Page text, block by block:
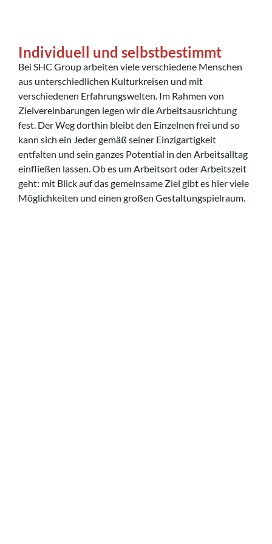
Individuell und selbstbestimmt
Bei SHC Group arbeiten viele verschiedene Menschen
aus unterschiedlichen Kulturkreisen und mit
verschiedenen Erfahrungswelten. Im Rahmen von
Zielvereinbarungen legen wir die Arbeitsausrichtung
fest. Der Weg dorthin bleibt den Einzelnen frei und so
kann sich ein Jeder gemäß seiner Einzigartigkeit
entfalten und sein ganzes Potential in den Arbeitsalltag
einfließen lassen. Ob es um Arbeitsort oder Arbeitszeit
geht: mit Blick auf das gemeinsame Ziel gibt es hier viele
Möglichkeiten und einen großen Gestaltungspielraum.